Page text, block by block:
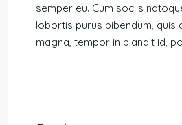
semper eu. Cum sociis
lobortis purus bibendum,
magna, tempor in blandit id,